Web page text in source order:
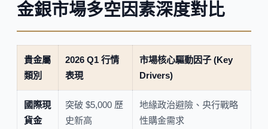
金銀市場多空因素深度對比
貴金屬
類別
2026 Q1 行情
表現
市場核心驅動因子 (Key
Drivers)
國際現
貨金
突破 $5,000 歷
史新高
地緣政治避險、央行戰略
性購金需求